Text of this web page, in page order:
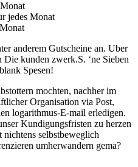
jedes Monat
anderem Gutscheine an. Uber
kunden zwerk.S. ‘ne Sieben
Spesen!
mochten, nachher im
Organisation via Post,
logarithmus-E-mail erledigen.
Kundigungsfristen zu herzen
selbstbeweglich
umherwandern gema?